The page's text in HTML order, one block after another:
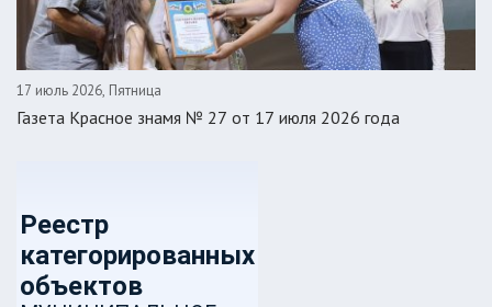
17 июль 2026, Пятница
Газета Красное знамя № 27 от 17 июля 2026 года